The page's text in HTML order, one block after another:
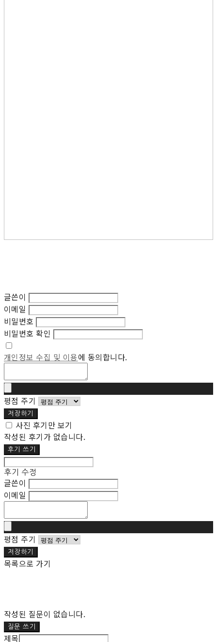
글쓴이
이메일
비밀번호
비밀번호 확인
개인정보 수집 및 이용에 동의합니다.
평점 주기
저장하기
사진 후기만 보기
작성된 후기가 없습니다.
후기 쓰기
후기 수정
글쓴이
이메일
평점 주기
저장하기
목록으로 가기
작성된 질문이 없습니다.
질문 쓰기
제목